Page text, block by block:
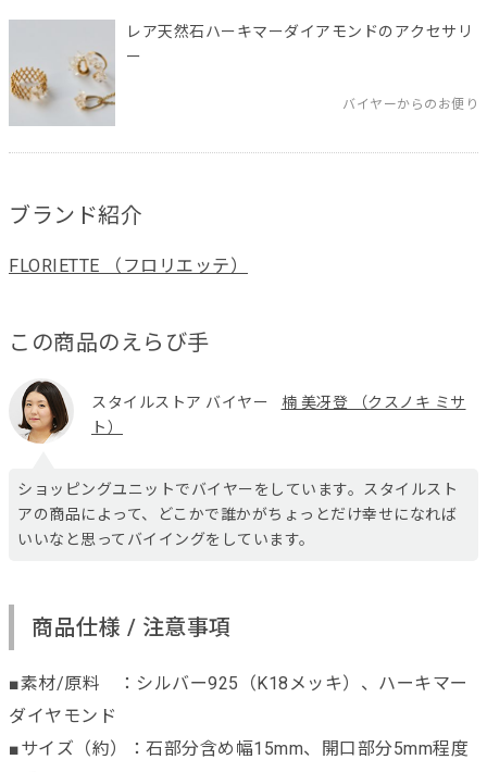
レア天然石ハーキマーダイアモンドのアクセサリ
ー
バイヤーからのお便り
ブランド紹介
FLORIETTE （フロリエッテ）
この商品のえらび手
スタイルストア バイヤー
楠 美冴登 （クスノキ ミサ
ト）
ショッピングユニットでバイヤーをしています。スタイルスト
アの商品によって、どこかで誰かがちょっとだけ幸せになれば
いいなと思ってバイイングをしています。
商品仕様 / 注意事項
■素材/原料 ：シルバー925（K18メッキ）、ハーキマー
ダイヤモンド
■サイズ（約）：石部分含め幅15mm、開口部分5mm程度